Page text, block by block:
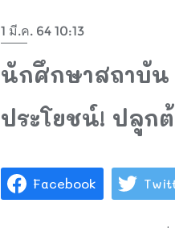
1 มี.ค. 64 10:13
นักศึกษาสถาบัน
ประโยชน์! ปลูก
Facebook